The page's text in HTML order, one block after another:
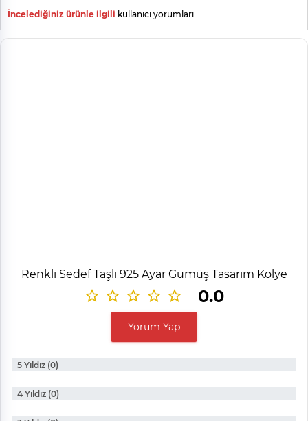
İncelediğiniz ürünle ilgili kullanıcı yorumları
Renkli Sedef Taşlı 925 Ayar Gümüş Tasarım Kolye
0.0
Yorum Yap
5 Yıldız (0)
4 Yıldız (0)